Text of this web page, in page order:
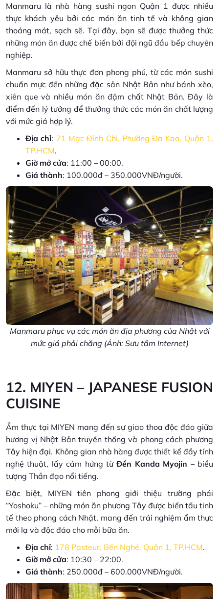
Manmaru là nhà hàng sushi ngon Quận 1 được nhiều
thực khách yêu bởi các món ăn tinh tế và không gian
thoáng mát, sạch sẽ. Tại đây, bạn sẽ được thưởng thức
những món ăn được chế biến bởi đội ngũ đầu bếp chuyên
nghiệp.
Manmaru sở hữu thực đơn phong phú, từ các món sushi
chuẩn mực đến những đặc sản Nhật Bản như bánh xèo,
xiên que và nhiều món ăn đậm chất Nhật Bản. Đây là
điểm đến lý tưởng để thưởng thức các món ăn chất lượng
với mức giá hợp lý.
Địa chỉ: 71 Mạc Đĩnh Chi, Phường Đa Kao, Quận 1,
TP.HCM.
Giờ mở cửa: 11:00 – 00:00.
Giá thành: 100.000đ – 350.000VNĐ/người.
Manmaru phục vụ các món ăn địa phương của Nhật với
mức giá phải chăng (Ảnh: Sưu tầm Internet)
12. MIYEN – JAPANESE FUSION
CUISINE
Ẩm thực tại MIYEN mang đến sự giao thoa độc đáo giữa
hương vị Nhật Bản truyền thống và phong cách phương
Tây hiện đại. Không gian nhà hàng được thiết kế đầy tính
nghệ thuật, lấy cảm hứng từĐền Kanda Myojin – biểu
tượng Thần đạo nổi tiếng.
Đặc biệt, MIYEN tiên phong giới thiệu trường phái
“Yoshoku” – những món ăn phương Tây được biến tấu tinh
tế theo phong cách Nhật, mang đến trải nghiệm ẩm thực
mới lạ và độc đáo cho mỗi bữa ăn.
Địa chỉ: 178 Pasteur, Bến Nghé, Quận 1, TP.HCM.
Giờ mở cửa: 10:30 – 22:00.
Giá thành: 250.000đ – 600.000VNĐ/người.